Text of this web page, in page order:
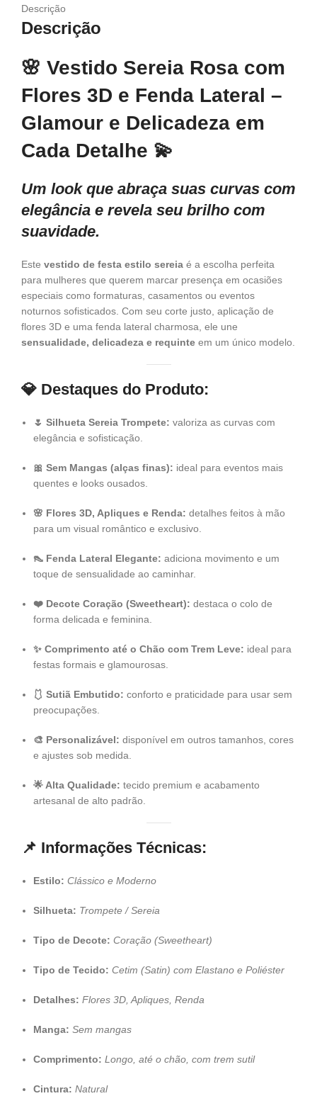
Fenda
Lateral
Sem
Mangas
Descrição
Descrição
🌸 Vestido Sereia Rosa com
Flores 3D e Fenda Lateral –
Glamour e Delicadeza em
Cada Detalhe 💫
Um look que abraça suas curvas com
elegância e revela seu brilho com
suavidade.
Este vestido de festa estilo sereia é a escolha perfeita
para mulheres que querem marcar presença em ocasiões
especiais como formaturas, casamentos ou eventos
noturnos sofisticados. Com seu corte justo, aplicação de
flores 3D e uma fenda lateral charmosa, ele une
sensualidade, delicadeza e requinte em um único modelo.
💎 Destaques do Produto:
🌷 Silhueta Sereia Trompete: valoriza as curvas com
elegância e sofisticação.
🎀 Sem Mangas (alças finas): ideal para eventos mais
quentes e looks ousados.
🌸 Flores 3D, Apliques e Renda: detalhes feitos à mão
para um visual romântico e exclusivo.
👠 Fenda Lateral Elegante: adiciona movimento e um
toque de sensualidade ao caminhar.
❤️ Decote Coração (Sweetheart): destaca o colo de
forma delicada e feminina.
✨ Comprimento até o Chão com Trem Leve: ideal para
festas formais e glamourosas.
🩱 Sutiã Embutido: conforto e praticidade para usar sem
preocupações.
🎨 Personalizável: disponível em outros tamanhos, cores
e ajustes sob medida.
🌟 Alta Qualidade: tecido premium e acabamento
artesanal de alto padrão.
📌 Informações Técnicas:
Estilo: Clássico e Moderno
Silhueta: Trompete / Sereia
Tipo de Decote: Coração (Sweetheart)
Tipo de Tecido: Cetim (Satin) com Elastano e Poliéster
Detalhes: Flores 3D, Apliques, Renda
Manga: Sem mangas
Comprimento: Longo, até o chão, com trem sutil
Cintura: Natural